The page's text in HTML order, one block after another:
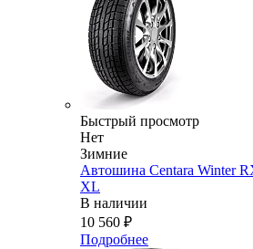
Быстрый просмотр
Нет
Зимние
Автошина Centara Winter
XL
В наличии
10 560 ₽
Подробнее